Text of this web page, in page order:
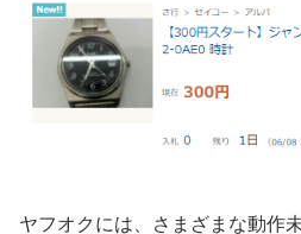
ヤフオクには、さまざまな動作